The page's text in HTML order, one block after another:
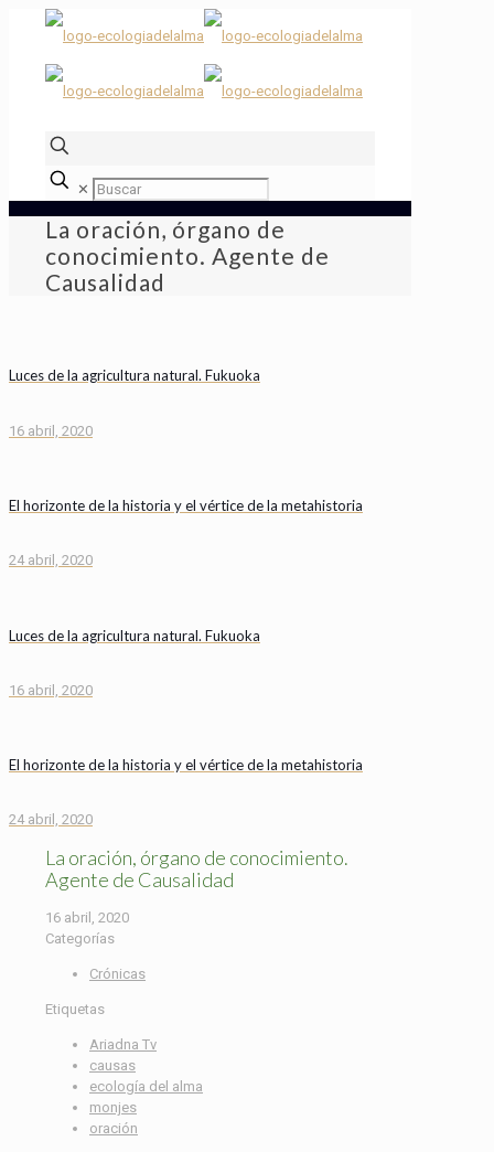
✕
La oración, órgano de
conocimiento. Agente de
Causalidad
Luces de la agricultura natural. Fukuoka
16 abril, 2020
El horizonte de la historia y el vértice de la metahistoria
24 abril, 2020
Luces de la agricultura natural. Fukuoka
16 abril, 2020
El horizonte de la historia y el vértice de la metahistoria
24 abril, 2020
La oración, órgano de conocimiento.
Agente de Causalidad
16 abril, 2020
Categorías
Crónicas
Etiquetas
Ariadna Tv
causas
ecología del alma
monjes
oración